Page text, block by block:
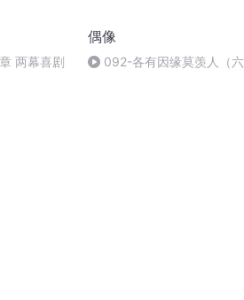
两幕喜剧
偶像
092-各有因缘莫羡人（六